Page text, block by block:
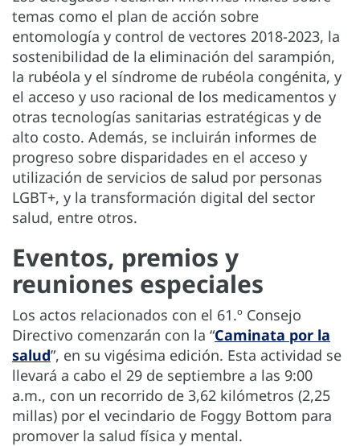
temas como el plan de acción sobre
entomología y control de vectores 2018-2023, la
sostenibilidad de la eliminación del sarampión,
la rubéola y el síndrome de rubéola congénita, y
el acceso y uso racional de los medicamentos y
otras tecnologías sanitarias estratégicas y de
alto costo. Además, se incluirán informes de
progreso sobre disparidades en el acceso y
utilización de servicios de salud por personas
LGBT+, y la transformación digital del sector
salud, entre otros.
Eventos, premios y
reuniones especiales
Los actos relacionados con el 61.º Consejo
Directivo comenzarán con la “Caminata por la
salud”, en su vigésima edición. Esta actividad se
llevará a cabo el 29 de septiembre a las 9:00
a.m., con un recorrido de 3,62 kilómetros (2,25
millas) por el vecindario de Foggy Bottom para
promover la salud física y mental.